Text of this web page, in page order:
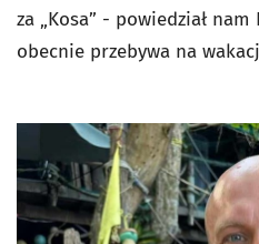
za „Kosa” - powiedział
obecnie przebywa na